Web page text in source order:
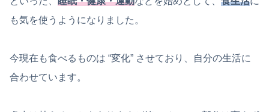
も気を使うようになりました。
今現在も食べるものは “変化” させており、自分の生活に
合わせています。